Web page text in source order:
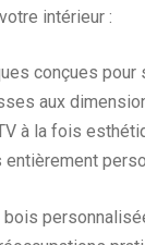
intérieur :
conçues pour
aux
à la fois